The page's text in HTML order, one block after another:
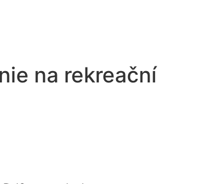
na rekreační